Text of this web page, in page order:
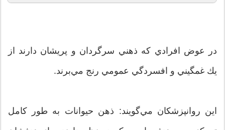
در عوض افرادي كه ذهني سرگردان و پريشان دارند از
يك غمگيني و افسردگي عمومي رنج مي‌برند.
اين روانپزشكان مي‌گويند: ذهن حيوانات به طور كامل